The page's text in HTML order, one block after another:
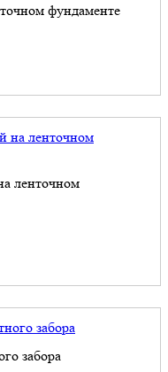
фундаменте
ленточном
забора